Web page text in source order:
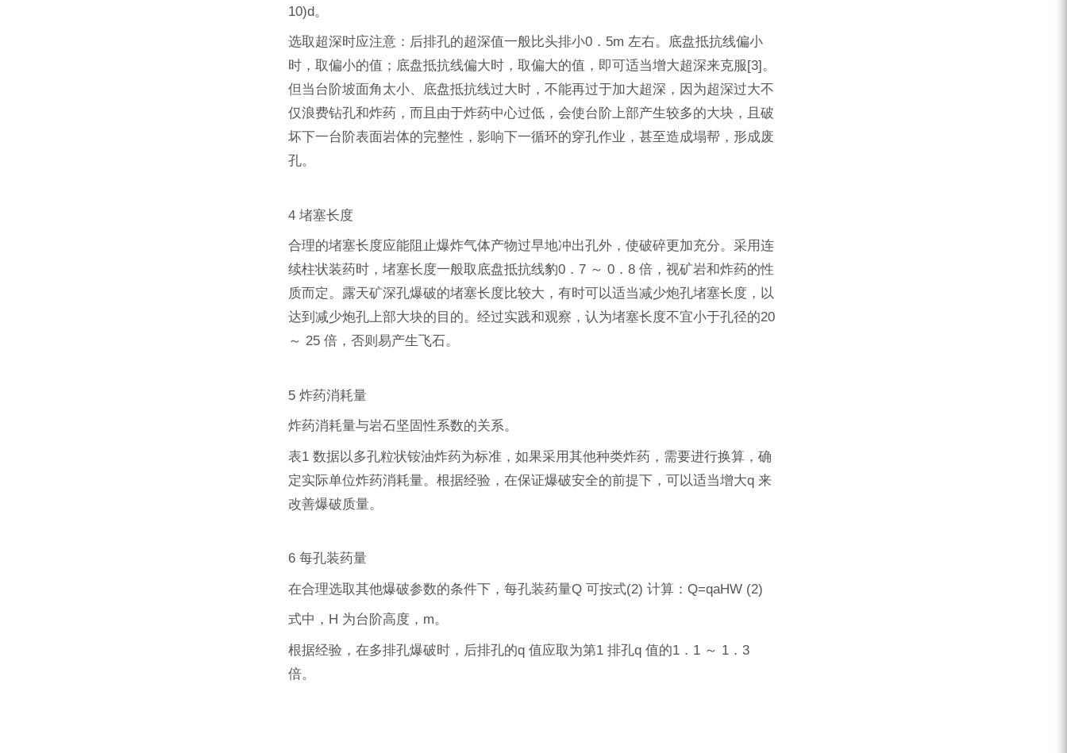
10)d。
选取超深时应注意：后排孔的超深值一般比头排小0．5m 左右。底盘抵抗线偏小
时，取偏小的值；底盘抵抗线偏大时，取偏大的值，即可适当增大超深来克服[3]。
但当台阶坡面角太小、底盘抵抗线过大时，不能再过于加大超深，因为超深过大不
仅浪费钻孔和炸药，而且由于炸药中心过低，会使台阶上部产生较多的大块，且破
坏下一台阶表面岩体的完整性，影响下一循环的穿孔作业，甚至造成塌帮，形成废
孔。
4 堵塞长度
合理的堵塞长度应能阻止爆炸气体产物过早地冲出孔外，使破碎更加充分。采用连
续柱状装药时，堵塞长度一般取底盘抵抗线豹0．7 ～ 0．8 倍，视矿岩和炸药的性
质而定。露天矿深孔爆破的堵塞长度比较大，有时可以适当减少炮孔堵塞长度，以
达到减少炮孔上部大块的目的。经过实践和观察，认为堵塞长度不宜小于孔径的20
～ 25 倍，否则易产生飞石。
5 炸药消耗量
炸药消耗量与岩石坚固性系数的关系。
表1 数据以多孔粒状铵油炸药为标准，如果采用其他种类炸药，需要进行换算，确
定实际单位炸药消耗量。根据经验，在保证爆破安全的前提下，可以适当增大q 来
改善爆破质量。
6 每孔装药量
在合理选取其他爆破参数的条件下，每孔装药量Q 可按式(2) 计算：Q=qaHW (2)
式中，H 为台阶高度，m。
根据经验，在多排孔爆破时，后排孔的q 值应取为第1 排孔q 值的1．1 ～ 1．3
倍。